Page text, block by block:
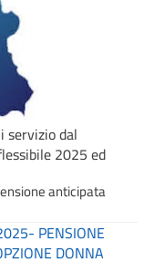
servizio dal
2025 ed
anticipata
PENSIONE
DONNA